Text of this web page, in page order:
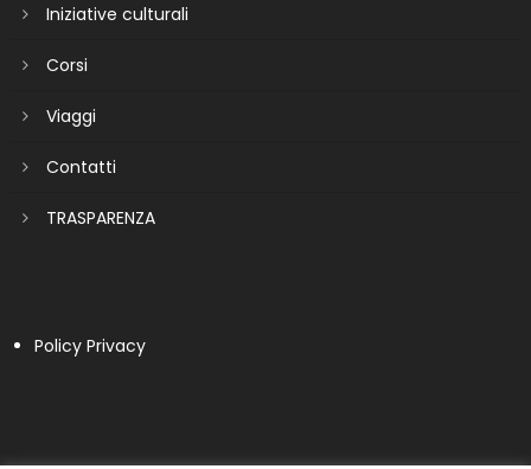
Iniziative culturali
Corsi
Viaggi
Contatti
TRASPARENZA
Policy Privacy